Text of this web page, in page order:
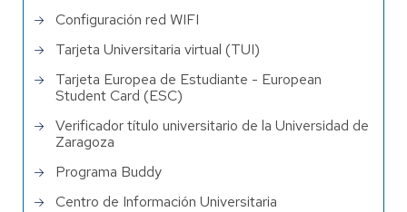
Configuración red WIFI
Tarjeta Universitaria virtual (TUI)
Tarjeta Europea de Estudiante - European
Student Card (ESC)
Verificador título universitario de la Universidad de
Zaragoza
Programa Buddy
Centro de Información Universitaria